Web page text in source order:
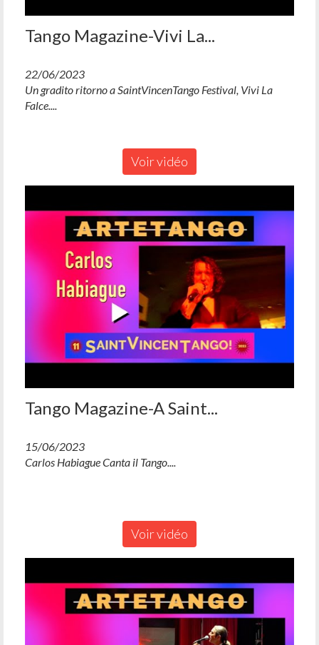
Tango Magazine-Vivi La...
22/06/2023
Un gradito ritorno a SaintVincenTango Festival, Vivi La
Falce....
Voir vidéo
Tango Magazine-A Saint...
15/06/2023
Carlos Habiague Canta il Tango....
Voir vidéo